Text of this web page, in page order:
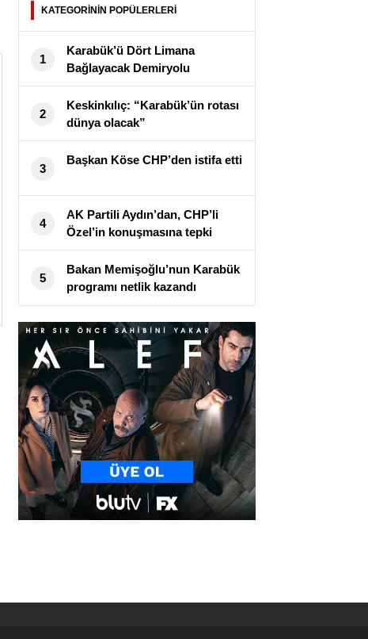
KATEGORİNİN POPÜLERLERİ
1
Karabük’ü Dört Limana
Bağlayacak Demiryolu
Projesinde İhale Tamamlandı
2
Keskinkılıç: “Karabük’ün rotası
dünya olacak”
3
Başkan Köse CHP’den istifa etti
4
AK Partili Aydın’dan, CHP’li
Özel’in konuşmasına tepki
5
Bakan Memişoğlu’nun Karabük
programı netlik kazandı